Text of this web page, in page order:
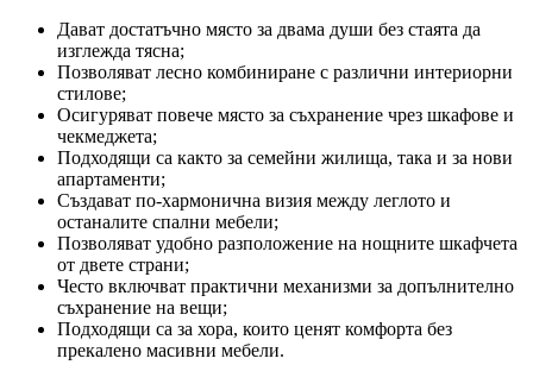
Дават достатъчно място за двама души без стаята да
изглежда тясна;
Позволяват лесно комбиниране с различни интериорни
стилове;
Осигуряват повече място за съхранение чрез шкафове и
чекмеджета;
Подходящи са както за семейни жилища, така и за нови
апартаменти;
Създават по-хармонична визия между леглото и
останалите спални мебели;
Позволяват удобно разположение на нощните шкафчета
от двете страни;
Често включват практични механизми за допълнително
съхранение на вещи;
Подходящи са за хора, които ценят комфорта без
прекалено масивни мебели.